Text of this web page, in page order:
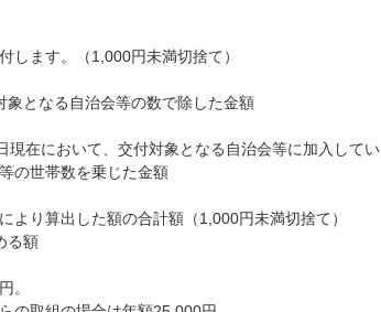
します。（1,000円未満切捨て）
となる自治会等の数で除した金額
在において、交付対象となる自治会等に加入してい
の世帯数を乗じた金額
り算出した額の合計額（1,000円未満切捨て）
る額
。